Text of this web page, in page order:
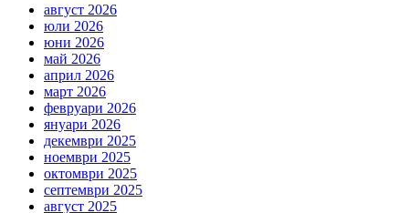
август 2026
юли 2026
юни 2026
май 2026
април 2026
март 2026
февруари 2026
януари 2026
декември 2025
ноември 2025
октомври 2025
септември 2025
август 2025